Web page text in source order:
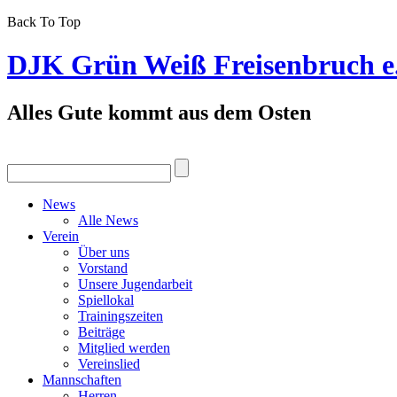
Back To Top
DJK Grün Weiß Freisenbruch
Alles Gute kommt aus dem Osten
News
Alle News
Verein
Über uns
Vorstand
Unsere Jugendarbeit
Spiellokal
Trainingszeiten
Beiträge
Mitglied werden
Vereinslied
Mannschaften